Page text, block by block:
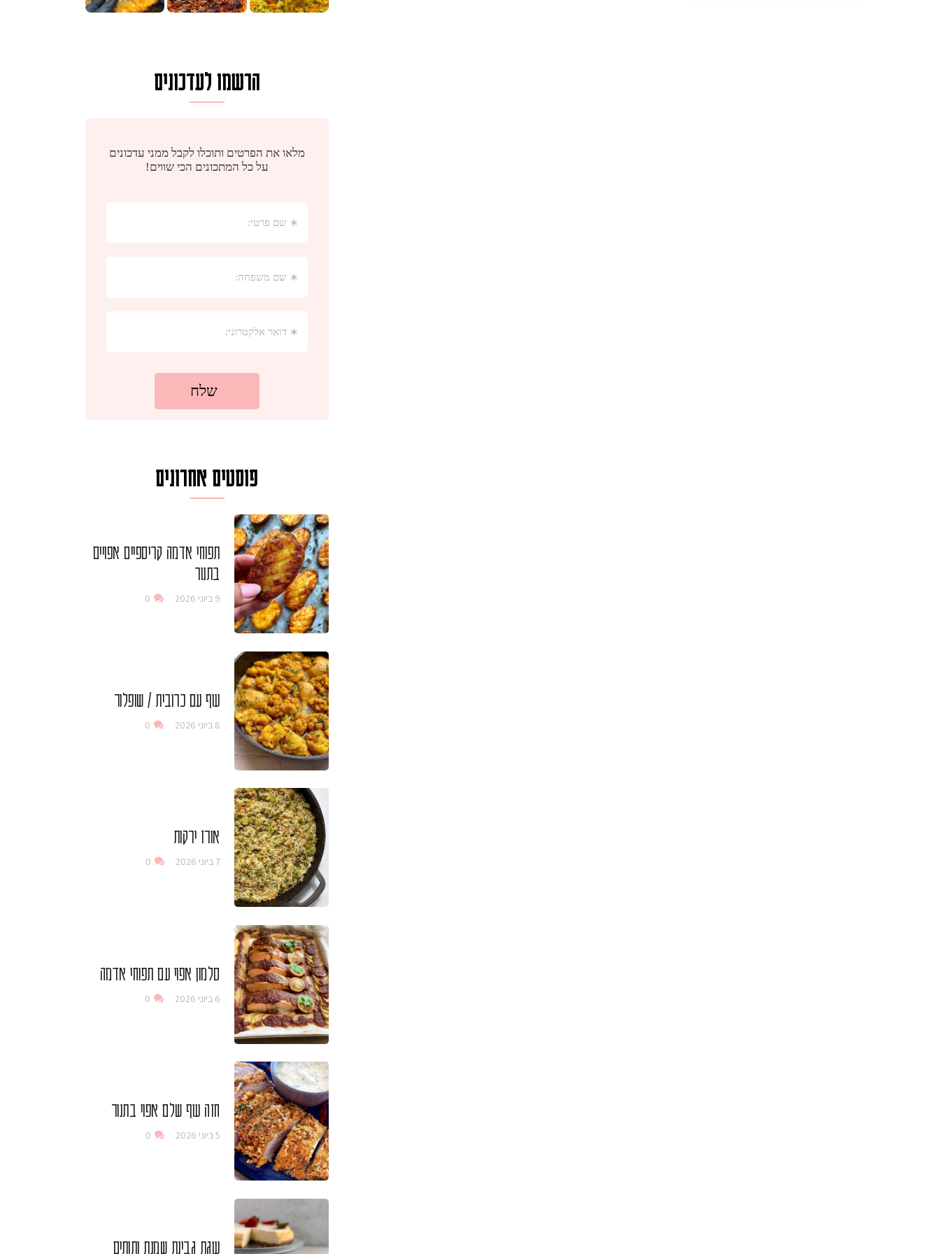
הרשמו לעדכונים
פוסטים אחרונים
תפוחי אדמה קריספיים אפויים
בתנור
9 ביוני 2026 0
עוף עם כרובית / שופלור
8 ביוני 2026 0
אורז ירקות
7 ביוני 2026 0
סלמון אפוי עם תפוחי אדמה
6 ביוני 2026 0
חזה עוף שלם אפוי בתנור
5 ביוני 2026 0
עוגת גבינת שמנת ותותים